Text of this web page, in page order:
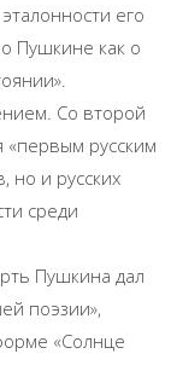
его
Пушкине как о
Со второй
«первым русским
но и русских
среди
Пушкина дал
поэзии»,
«Солнце